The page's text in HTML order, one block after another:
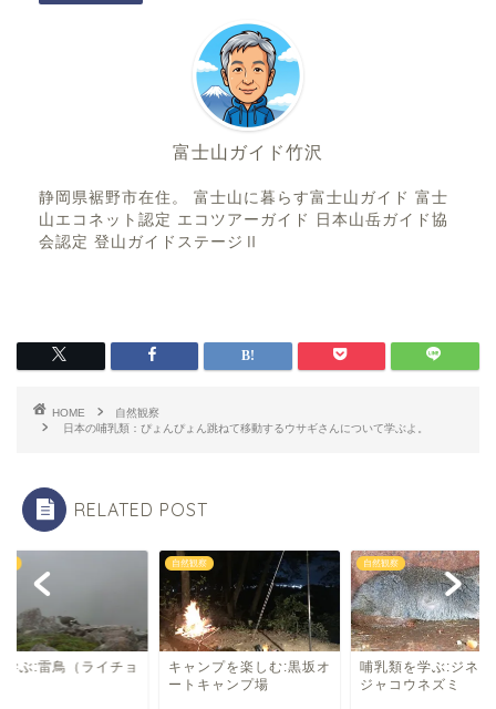
富士山ガイド竹沢
静岡県裾野市在住。 富士山に暮らす富士山ガイド 富士
山エコネット認定 エコツアーガイド 日本山岳ガイド協
会認定 登山ガイドステージⅡ
HOME
自然観察
日本の哺乳類：ぴょんぴょん跳ねて移動するウサギさんについて学ぶよ。
RELATED POST
学ぶ:雷鳥（ライチョ
自然観察
キャンプを楽しむ:黒坂オ
ートキャンプ場
自然観察
哺乳類を学ぶ:ジネズ
ジャコウネズミ